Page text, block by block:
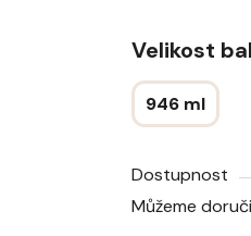
Velikost
946 ml
Dostupnost
Můžeme